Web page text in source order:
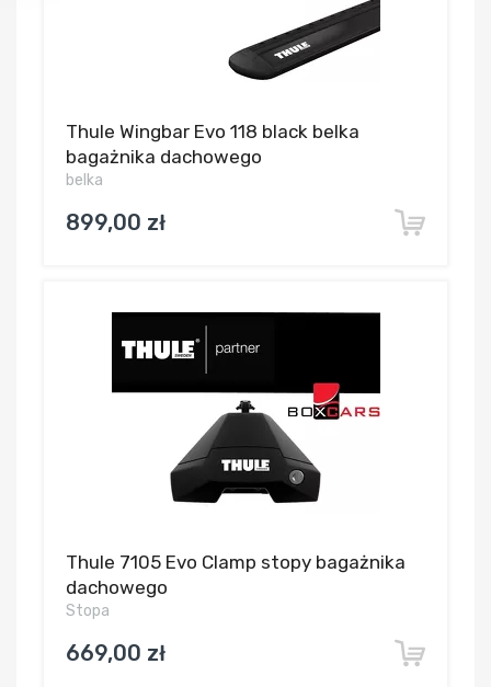
Thule Wingbar Evo 118 black belka
bagażnika dachowego
belka
899,00 zł
Thule 7105 Evo Clamp stopy bagażnika
dachowego
Stopa
669,00 zł